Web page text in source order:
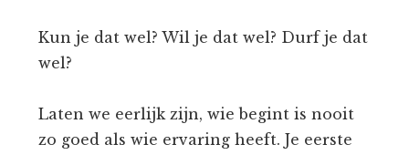
Kun je dat wel? Wil je dat wel? Durf je dat
wel?
Laten we eerlijk zijn, wie begint is nooit
zo goed als wie ervaring heeft. Je eerste